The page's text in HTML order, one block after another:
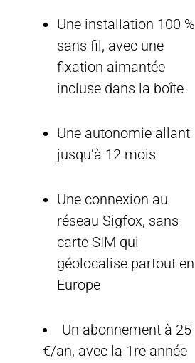
Une installation 100 %
sans fil, avec une
fixation aimantée
incluse dans la boîte
Une autonomie allant
jusqu’à 12 mois
Une connexion au
réseau Sigfox, sans
carte SIM qui
géolocalise partout en
Europe
Un abonnement à 25
€/an, avec la 1re année